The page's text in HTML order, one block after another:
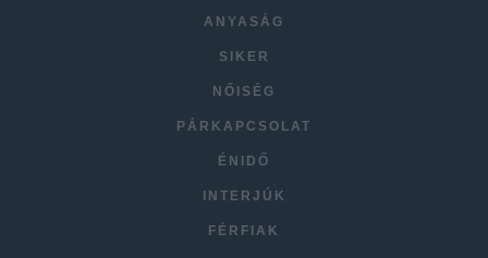
ANYASÁG
SIKER
NŐISÉG
PÁRKAPCSOLAT
ÉNIDŐ
INTERJÚK
FÉRFIAK